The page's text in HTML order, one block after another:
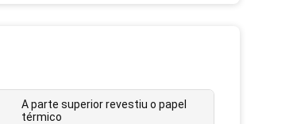
A parte superior revestiu o papel
térmico